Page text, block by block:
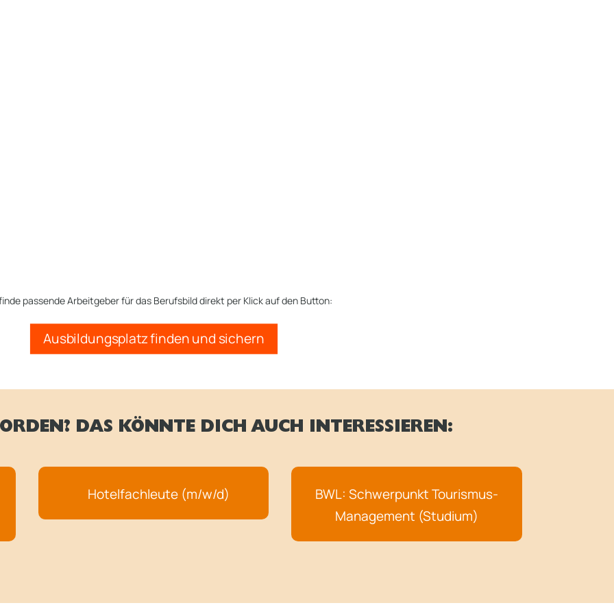
passende Arbeitgeber für das Berufsbild direkt per Klick auf den Button:
Ausbildungsplatz finden und sichern
DAS KÖNNTE DICH AUCH INTERESSIEREN:
Hotelfachleute (m/w/d)
BWL: Schwerpunkt Tourismus-
Management (Studium)